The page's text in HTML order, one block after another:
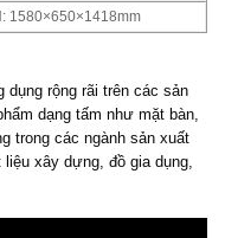
1580×650×1418mm
dụng rộng rãi trên các sản
dạng tấm như mặt bàn,
trong các ngành sản xuất
xây dựng, đồ gia dụng,